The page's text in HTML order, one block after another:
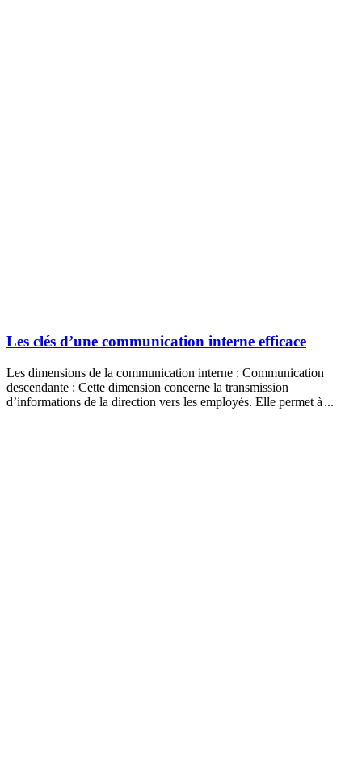
Les clés d’une communication interne efficace
Les dimensions de la communication interne : Communication
descendante : Cette dimension concerne la transmission
d’informations de la direction vers les employés. Elle permet à